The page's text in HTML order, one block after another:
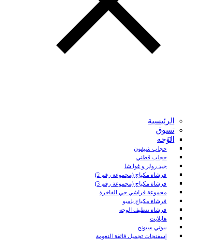
الرئيسية
تسوق
الوجه
حجاب شيفون
حجاب قطني
جيد رولر و غوا شا
فرشاة مكياج (مجموعة رقم 2)
فرشاة مكياج (مجموعة رقم 3)
مجموعة فراشي جي الفاخرة
فرشاة مكياج بامبو
فرشاة تنظيف الوجه
هايلايت
بيوتي سبونج
إسفنجات تجميل فائقة النعومة